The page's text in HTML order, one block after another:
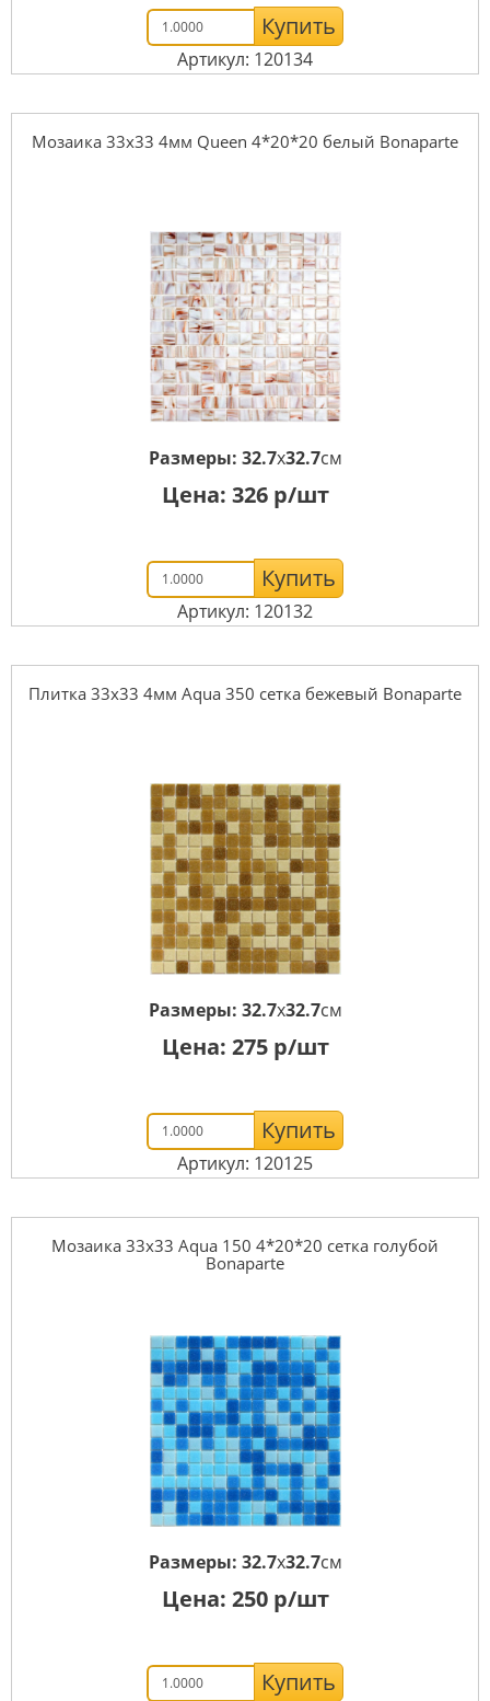
Купить
Артикул: 120134
Мозаика 33x33 4мм Queen 4*20*20 белый Bonaparte
Размеры: 32.7x32.7см
Цена: 326р/шт
Купить
Артикул: 120132
Плитка 33x33 4мм Aqua 350 сетка бежевый Bonaparte
Размеры: 32.7x32.7см
Цена: 275р/шт
Купить
Артикул: 120125
Мозаика 33x33 Aqua 150 4*20*20 сетка голубой
Bonaparte
Размеры: 32.7x32.7см
Цена: 250р/шт
Купить